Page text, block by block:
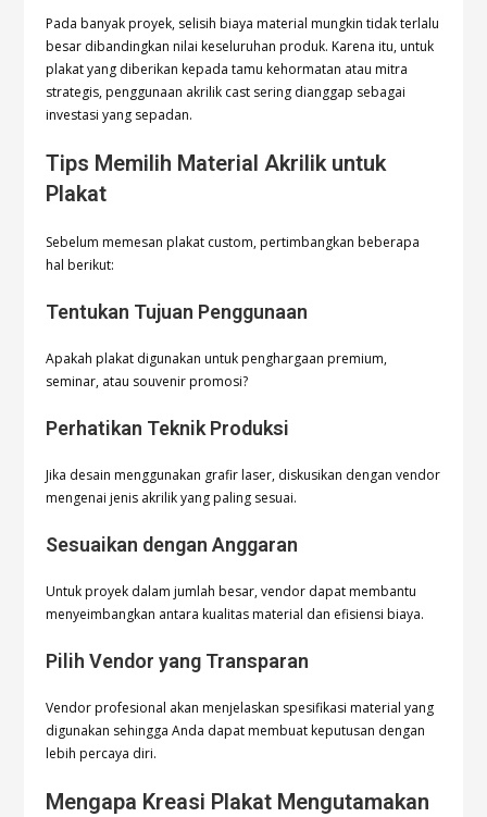
Pada banyak proyek, selisih biaya material mungkin tidak terlalu
besar dibandingkan nilai keseluruhan produk. Karena itu, untuk
plakat yang diberikan kepada tamu kehormatan atau mitra
strategis, penggunaan akrilik cast sering dianggap sebagai
investasi yang sepadan.
Tips Memilih Material Akrilik untuk
Plakat
Sebelum memesan plakat custom, pertimbangkan beberapa
hal berikut:
Tentukan Tujuan Penggunaan
Apakah plakat digunakan untuk penghargaan premium,
seminar, atau souvenir promosi?
Perhatikan Teknik Produksi
Jika desain menggunakan grafir laser, diskusikan dengan vendor
mengenai jenis akrilik yang paling sesuai.
Sesuaikan dengan Anggaran
Untuk proyek dalam jumlah besar, vendor dapat membantu
menyeimbangkan antara kualitas material dan efisiensi biaya.
Pilih Vendor yang Transparan
Vendor profesional akan menjelaskan spesifikasi material yang
digunakan sehingga Anda dapat membuat keputusan dengan
lebih percaya diri.
Mengapa Kreasi Plakat Mengutamakan